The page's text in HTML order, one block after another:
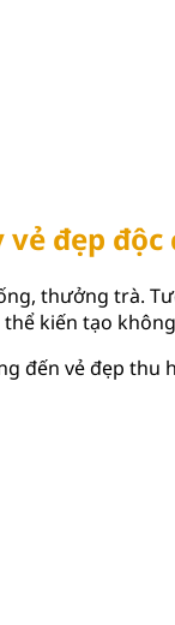
đẹp độc
thưởng trà.
kiến tạo